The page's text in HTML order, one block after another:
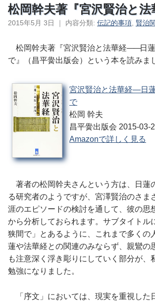
松岡幹夫著『宮沢賢治と法
2015年5月 3日 ｜ 内容分類: 伝記的事項 賢治
松岡幹夫著『宮沢賢治と法華経――日
で』（昌平黌出版会）という本を読みま
宮沢賢治と法華経―日
で
松岡 幹夫
昌平黌出版会 2015-03-
Amazonで詳しく見る
著者の松岡幹夫さんという方は、日蓮
る研究者のようですが、宮澤賢治のさま
涯のエピソードの検討を通して、彼の思
から分析しておられます。サブタイトル
狭間で」とあるように、これまで多くの
蓮や法華経との関連のみならず、親鸞の
も注意深く浮き彫りにしていく部分が、
勉強になりました。
「序文」においては、現実を重視した